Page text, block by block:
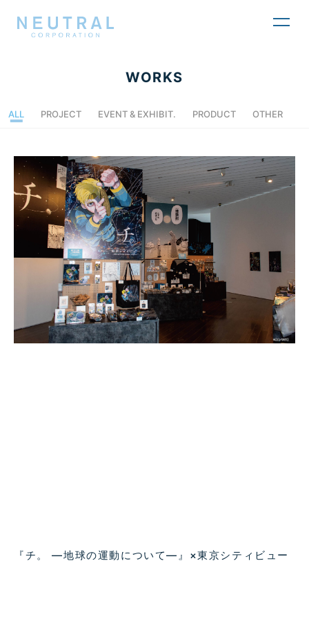
WORKS
ALL PROJECT EVENT & EXHIBIT. PRODUCT OTHER
『チ。 ―地球の運動について―』×東京シティビュー